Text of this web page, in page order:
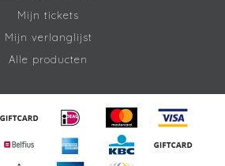
Mijn tickets
Mijn verlanglijst
Alle producten